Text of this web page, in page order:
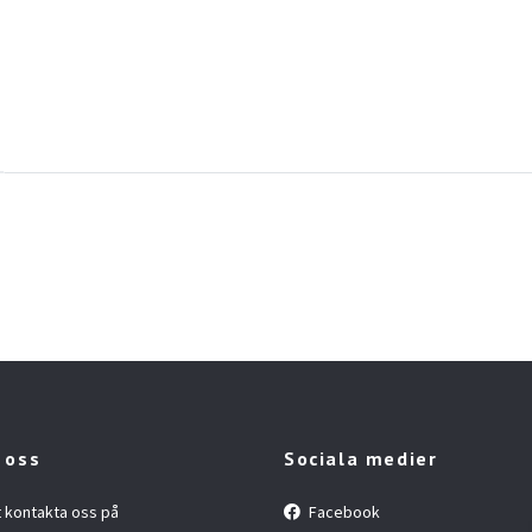
oss på
Sociala medier
Facebook